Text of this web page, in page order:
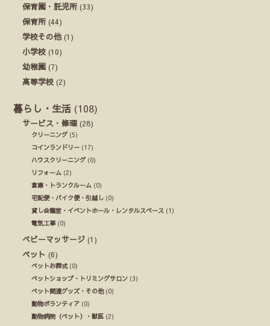
保育園・託児所(33)
保育所(44)
学校その他 (1)
小学校 (10)
幼稚園 (7)
高等学校 (2)
暮らし・生活 (108)
サービス・修理 (28)
クリーニング(5)
コインランドリー (17)
ハウスクリーニング(0)
リフォーム (2)
倉庫・トランクルーム (0)
宅配便・バイク便・引越し (0)
貸し会議室・イベントホール・レンタルスペース (1)
電気工事(0)
ベビーマッサージ (1)
ペット (6)
ペットお葬式(0)
ペットショップ・トリミングサロン (3)
ペット関連グッズ・その他(0)
動物ボランティア (0)
動物病院（ペット）・獣医 (2)